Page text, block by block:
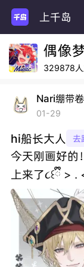
上千岛
偶像
329878人
Nari绷带卷
01-29
hi船长大人 去
今天刚画好的
上来了૮꒰ྀི > .